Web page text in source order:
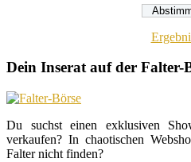
Dein Inserat auf der Falter-
Du suchst einen exklusiven
verkaufen? In chaotischen
Falter nicht finden?